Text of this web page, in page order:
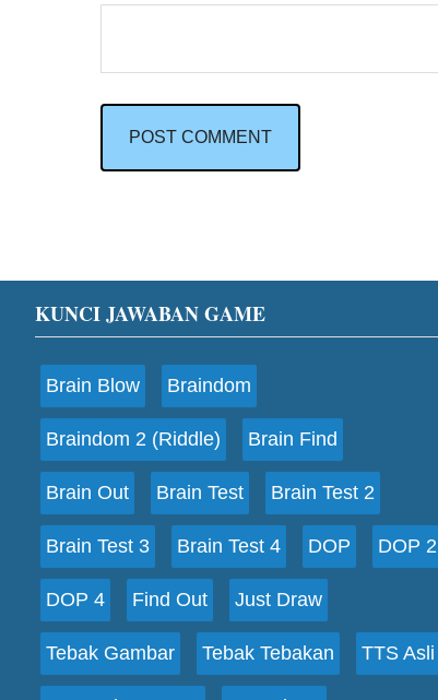
Footer
KUNCI JAWABAN GAME
Brain Blow Braindom
Braindom 2 (Riddle) Brain Find
Brain Out Brain Test Brain Test 2
Brain Test 3 Brain Test 4 DOP DOP 2
DOP 4 Find Out Just Draw
Tebak Gambar Tebak Tebakan TTS Asli